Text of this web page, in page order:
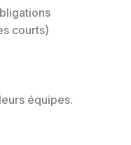
courts)
équipes.